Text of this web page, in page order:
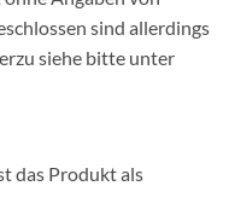
sind allerdings
siehe bitte unter
das Produkt als